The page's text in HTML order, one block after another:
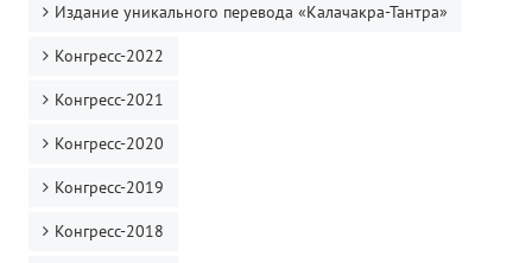
Издание уникального перевода «Калачакра-Тантра»
Конгресс-2022
Конгресс-2021
Конгресс-2020
Конгресс-2019
Конгресс-2018